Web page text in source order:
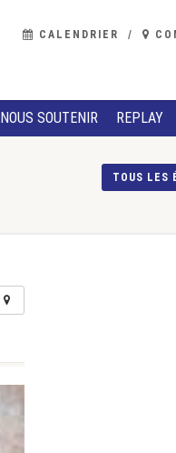
CALENDRIER
NOUS SOUTENIR REPLAY
TOUS LES